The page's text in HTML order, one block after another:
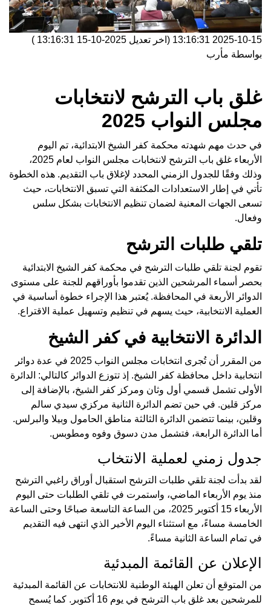
2025-10-15 13:16:31 (اخر تعديل 2025-10-15 13:16:31
)
بواسطة مأرب
غلق باب الترشح لانتخابات
مجلس النواب 2025
في حدث مهم شهدته محكمة كفر الشيخ الابتدائية، تم اليوم
الأربعاء غلق باب الترشح لانتخابات مجلس النواب لعام 2025،
وذلك وفقًا للجدول الزمني المحدد لإغلاق باب التقديم. هذه الخطوة
تأتي في إطار الاستعدادات المكثفة التي تسبق الانتخابات، حيث
تسعى الجهات المعنية لضمان تنظيم الانتخابات بشكل سلس
وفعال.
تلقي طلبات الترشح
تقوم لجنة تلقي طلبات الترشح في محكمة كفر الشيخ الابتدائية
بحصر أسماء المرشحين الذين تقدموا بأوراقهم للجنة على مستوى
الدوائر الأربعة في المحافظة. يُعتبر هذا الإجراء خطوة أساسية في
العملية الانتخابية، حيث يسهم في تنظيم وتسهيل عملية الاقتراع.
الدائرة الانتخابية في كفر الشيخ
من المقرر أن تُجرى انتخابات مجلس النواب 2025 في عدة دوائر
انتخابية داخل محافظة كفر الشيخ. إذ تتوزع الدوائر كالتالي: الدائرة
الأولى تشمل قسمي أول وثان ومركز كفر الشيخ، بالإضافة إلى
مركز قلين. في حين تضم الدائرة الثانية مركزي سيدي سالم
وقلين، بينما تتضمن الدائرة الثالثة مناطق الحامول وبيلا والبرلس.
أما الدائرة الرابعة، فتشمل مدن دسوق وفوه ومطوبس.
جدول زمني لعملية الانتخاب
لقد بدأت لجنة تلقي طلبات الترشح استقبال أوراق راغبي الترشح
منذ يوم الأربعاء الماضي، واستمرت في تلقي الطلبات حتى اليوم
الأربعاء 15 أكتوبر 2025، من الساعة التاسعة صباحًا وحتى الساعة
الخامسة مساءً، مع استثناء اليوم الأخير الذي انتهى فيه التقديم
في تمام الساعة الثانية مساءً.
الإعلان عن القائمة المبدئية
من المتوقع أن تعلن الهيئة الوطنية للانتخابات عن القائمة المبدئية
للمرشحين بعد غلق باب الترشح في يوم 16 أكتوبر. كما يُسمح